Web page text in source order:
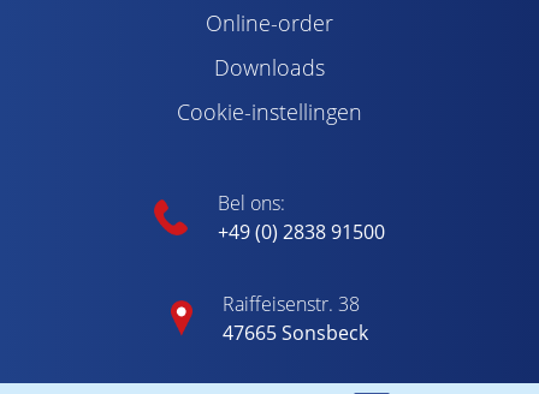
Online-order
Downloads
Cookie-instellingen
Bel ons:
+49 (0) 2838 91500
Raiffeisenstr. 38
47665 Sonsbeck